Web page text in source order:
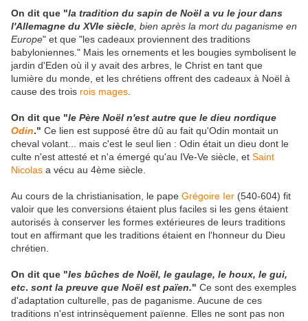
On dit que "la tradition du sapin de Noël a vu le jour dans
l'Allemagne du XVIe siècle , bien après la mort du paganisme en
Europe" et que "les cadeaux proviennent des traditions
babyloniennes." Mais les ornements et les bougies symbolisent le
jardin d'Eden où il y avait des arbres, le Christ en tant que
lumière du monde, et les chrétiens offrent des cadeaux à Noël à
cause des trois rois mages
On dit que "le Père Noël n'est autre que le dieu nordique
Odin." Ce lien est supposé être dû au fait qu'Odin montait un
cheval volant... mais c'est le seul lien : Odin était un dieu dont le
culte n'est attesté et n'a émergé qu'au IVe-Ve siècle, et Saint
Nicolas a vécu au 4ème siècle.
Au cours de la christianisation, le pape Grégoire Ier (540-604) fit
valoir que les conversions étaient plus faciles si les gens étaient
autorisés à conserver les formes extérieures de leurs traditions
tout en affirmant que les traditions étaient en l'honneur du Dieu
chrétien.
On dit que "les bûches de Noël, le gaulage, le houx, le gui,
etc. sont la preuve que Noël est païen." Ce sont des exemples
d'adaptation culturelle, pas de paganisme. Aucune de ces
traditions n'est intrinsèquement païenne. Elles ne sont pas non